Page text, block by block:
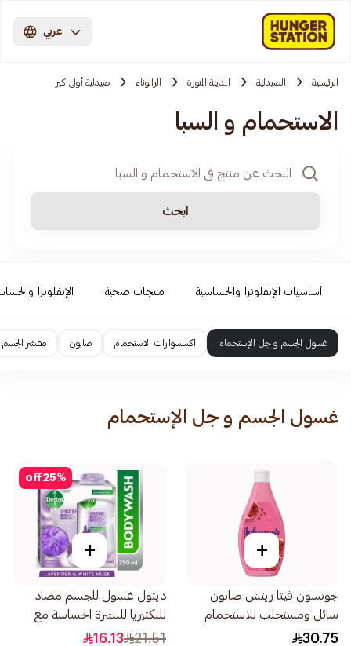
عربي
الرئيسية الصيدلية المدينة المنورة الرانوناء صيدلية أولى كير
الاستحمام و السبا
ابحث
أساسيات الإنفلونزا والحساسية منتجات صحية الإنفلونزا
غسول الجسم و جل الإستحمام اكسسوارات الاستحمام صابون مقشر الجسم
غسول الجسم و جل الإستحمام
+
جونسون فيتا ريتش صابون
سائل ومستحلب للاستحمام
بخلاصة الرمان 400مل
30.75
25%
off
+
ديتول غسول للجسم مضاد
للبكتيريا للبشرة الحساسة مع
إسفنجة استحمام 250مل
21.51
16.13